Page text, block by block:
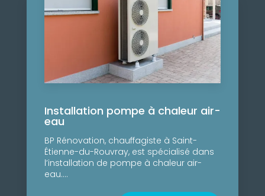
Installation pompe à chaleur air-
eau
BP Rénovation, chauffagiste à Saint-
Étienne-du-Rouvray, est spécialisé dans
l’installation de pompe à chaleur air-
eau....